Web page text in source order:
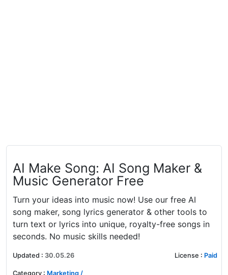
AI Make Song: AI Song Maker &
Music Generator Free
Turn your ideas into music now! Use our free AI
song maker, song lyrics generator & other tools to
turn text or lyrics into unique, royalty-free songs in
seconds. No music skills needed!
Updated : 30.05.26 License : Paid
Category : Marketing /